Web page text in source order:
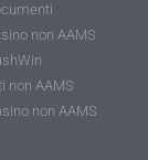
non AAMS
non AAMS
non AAMS